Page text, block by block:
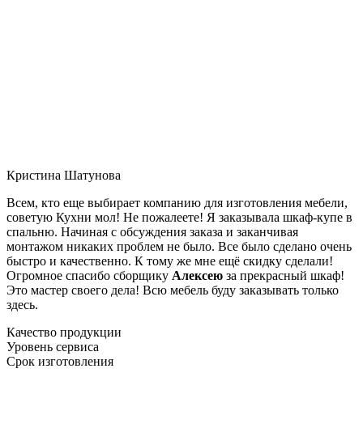
Кристина Шатунова
Всем, кто еще выбирает компанию для изготовления мебели,
советую Кухни мол! Не пожалеете! Я заказывала шкаф-купе в
спальню. Начиная с обсуждения заказа и заканчивая
монтажом никаких проблем не было. Все было сделано очень
быстро и качественно. К тому же мне ещё скидку сделали!
Огромное спасибо сборщику Алексею за прекрасный шкаф!
Это мастер своего дела! Всю мебель буду заказывать только
здесь.
Качество продукции
Уровень сервиса
Срок изготовления